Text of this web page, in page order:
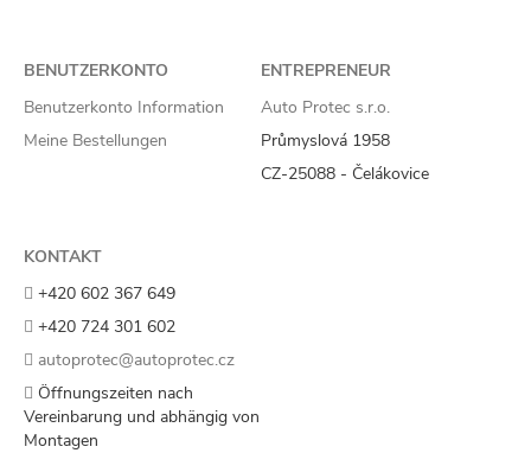
BENUTZERKONTO
Benutzerkonto Information
Meine Bestellungen
ENTREPRENEUR
Auto Protec s.r.o.
Průmyslová 1958
CZ-25088 - Čelákovice
KONTAKT
+420 602 367 649
+420 724 301 602
autoprotec@autoprotec.cz
Öffnungszeiten nach
Vereinbarung und abhängig von
Montagen